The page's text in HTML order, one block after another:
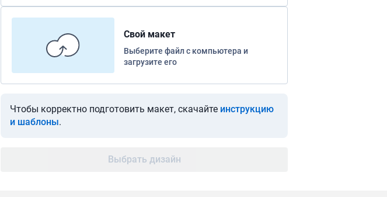
Свой макет
Выберите файл с компьютера и
загрузите его
Чтобы корректно подготовить макет, скачайте инструкцию
и шаблоны.
Выбрать дизайн